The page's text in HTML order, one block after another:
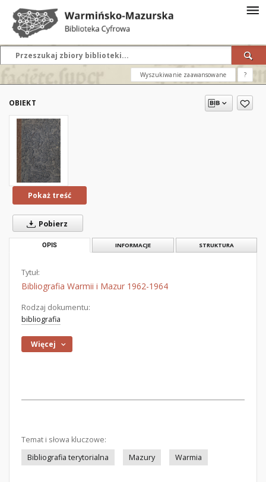
Wyszukiwanie zaawansowane ?
OBIEKT
Pokaż treść
Pobierz
OPIS INFORMACJE STRUKTURA
Tytuł:
Bibliografia Warmii i Mazur 1962-1964
Rodzaj dokumentu:
bibliografia
Więcej
Temat i słowa kluczowe:
Bibliografia terytorialna
Mazury Warmia